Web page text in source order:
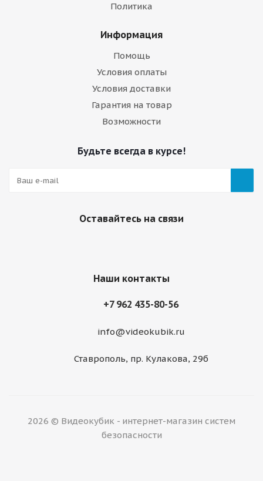
Политика
Информация
Помощь
Условия оплаты
Условия доставки
Гарантия на товар
Возможности
Будьте всегда в курсе!
Оставайтесь на связи
Наши контакты
+7 962 435-80-56
info@videokubik.ru
Ставрополь, ​пр. Кулакова, 29б
2026 © Видеокубик - интернет-магазин систем
безопасности